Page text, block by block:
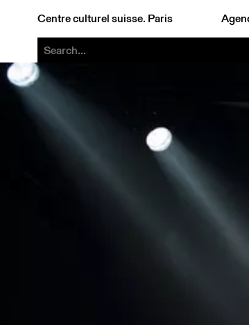
Centre culturel suisse. Paris